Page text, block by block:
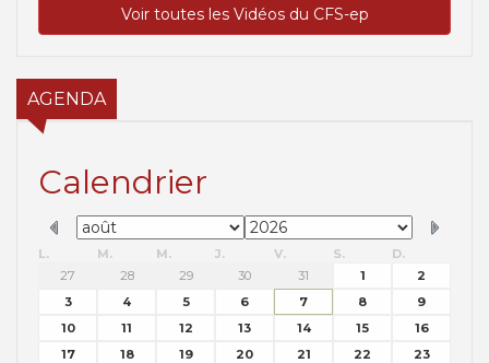
Voir toutes les Vidéos du CFS-ep
AGENDA
Calendrier
L. M. M. J. V. S.
D.
27
28 29 30 31 1
2
3
4 5 6 7 8
9
10
11 12 13 14 15
16
17
18 19 20 21 22
23